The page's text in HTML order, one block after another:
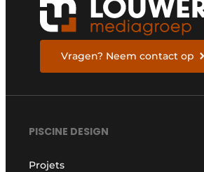
Vragen? Neem contact op
PISCINE DESIGN
Projets